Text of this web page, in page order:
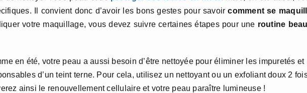
Il convient donc d’avoir les bons gestes pour savoircomment se
votre maquillage, vous devez suivre certaines étapes pour une routine
en été, votre peau a aussi besoin d’être nettoyée pour éliminer les impuretés et
d’un teint terne. Pour cela, utilisez un nettoyant ou un exfoliant doux 2
ainsi le renouvellement cellulaire et votre peau paraître lumineuse !